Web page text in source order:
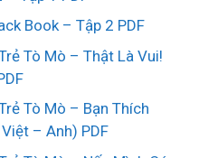
Book – Tập 2 PDF
Tò Mò – Thật Là Vui!
Tò Mò – Bạn Thích
– Anh) PDF